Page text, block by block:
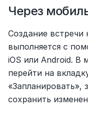
Через
Создание встречи
выполняется с
iOS или Android. В
перейти на
«Запланировать»,
сохранить